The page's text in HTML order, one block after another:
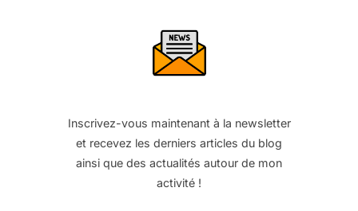
Inscrivez-vous maintenant à la newsletter
et recevez les derniers articles du blog
ainsi que des actualités autour de mon
activité !